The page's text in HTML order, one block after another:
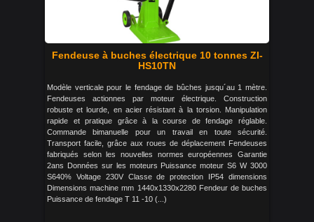
Fendeuse à buches électrique 10 tonnes ZI-
HS10TN
Modèle verticale pour le fendage de bûches jusqu´au 1 mètre.
Fendeuses actionnes par moteur électrique. Construction
robuste et lourde, en acier résistant à la torsion. Manipulation
rapide et pratique grâce à la course de fendage réglable.
Commande bimanuelle pour un travail en toute sécurité.
Transport facile, grâce aux roues de déplacement Fendeuses
fabriqués selon les nouvelles normes européennes Garantie
2ans Données sur les moteurs Puissance moteur S6 W 3000
S640% Voltage 230V Classe de protection IP54 dimensions
Dimensions machine mm 1440x1330x2280 Fendeur de buches
Puissance de fendage T 11 -10 (...)